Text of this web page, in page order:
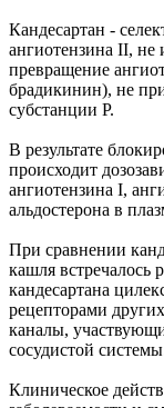
Кандесартан -
ангиотензина II,
превращение
брадикинин), не
субстанции Р.
В результате
происходит
ангиотензина I,
альдостерона в
При сравнении
кашля встречалось
кандесартана
рецепторами
каналы,
сосудистой
Клиническое